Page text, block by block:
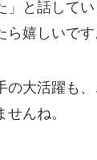
」と話して
嬉しいです
の大活躍も
んね。